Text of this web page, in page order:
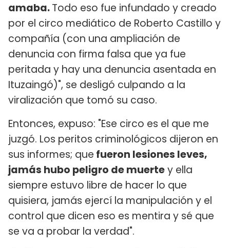
amaba.Todo eso fue infundado y creado
por el circo mediático de Roberto Castillo y
compañía (con una ampliación de
denuncia con firma falsa que ya fue
peritada y hay una denuncia asentada en
Ituzaingó)", se desligó culpando a la
viralización que tomó su caso.
Entonces, expuso: "Ese circo es el que me
juzgó. Los peritos criminológicos dijeron en
sus informes; que fueron lesiones leves,
jamás hubo peligro de muertey ella
siempre estuvo libre de hacer lo que
quisiera, jamás ejercí la manipulación y el
control que dicen eso es mentira y sé que
se va a probar la verdad".